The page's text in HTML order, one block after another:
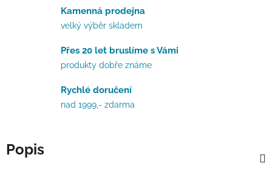
Kamenná prodejna
velký výběr skladem
Přes 20 let bruslíme s Vámi
produkty dobře známe
Rychlé doručení
nad 1999,- zdarma
Popis